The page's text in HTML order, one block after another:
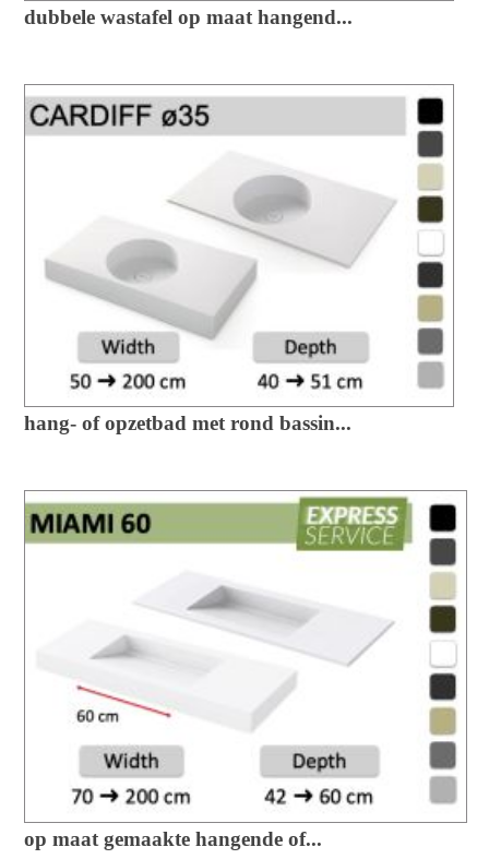
dubbele wastafel op maat hangend...
hang- of opzetbad met rond bassin...
op maat gemaakte hangende of...